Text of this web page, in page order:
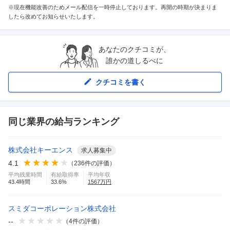
※現在機能改善のためメール配信を一時停止しております。再開の時期が決まりま
したら改めてお知らせいたします。
あなたのクチコミが、
誰かの道しるべに
クチコミを書く
同じ業界の給与ランキング
株式会社キーエンス 求人募集中
4.1 （236件の評価）
平均残業時間
43.4時間
有給取得率
33.6%
平均年収
1567万円
スミダコーポレーション株式会社
--
（4件の評価）